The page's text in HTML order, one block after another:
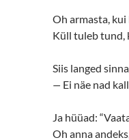
Oh armasta, kui
Küll tuleb tund,
Siis langed
— Ei näe nad
Ja hüüad:
Oh anna